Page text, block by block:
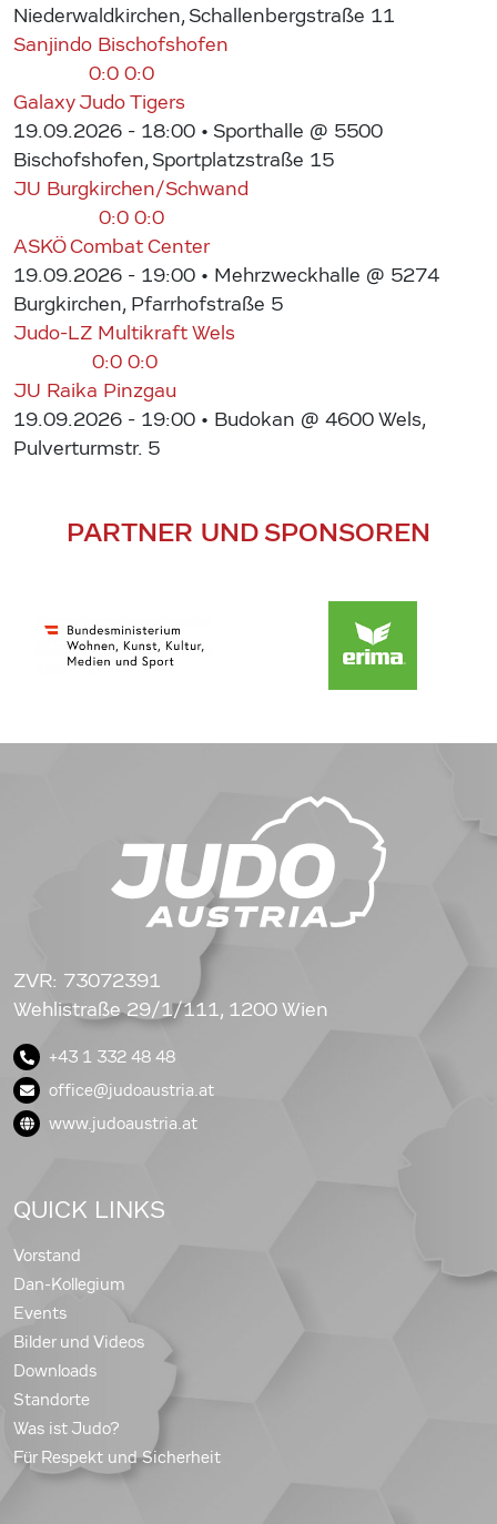
Niederwaldkirchen, Schallenbergstraße 11
Sanjindo Bischofshofen
0:0 0:0
Galaxy Judo Tigers
19.09.2026 - 18:00 • Sporthalle @ 5500
Bischofshofen, Sportplatzstraße 15
JU Burgkirchen/Schwand
0:0 0:0
ASKÖ Combat Center
19.09.2026 - 19:00 • Mehrzweckhalle @ 5274
Burgkirchen, Pfarrhofstraße 5
Judo-LZ Multikraft Wels
0:0 0:0
JU Raika Pinzgau
19.09.2026 - 19:00 • Budokan @ 4600 Wels,
Pulverturmstr. 5
PARTNER UND SPONSOREN
ZVR: 73072391
Wehlistraße 29/1/111, 1200 Wien
+43 1 332 48 48
office@judoaustria.at
www.judoaustria.at
QUICK LINKS
Vorstand
Dan-Kollegium
Events
Bilder und Videos
Downloads
Standorte
Was ist Judo?
Für Respekt und Sicherheit